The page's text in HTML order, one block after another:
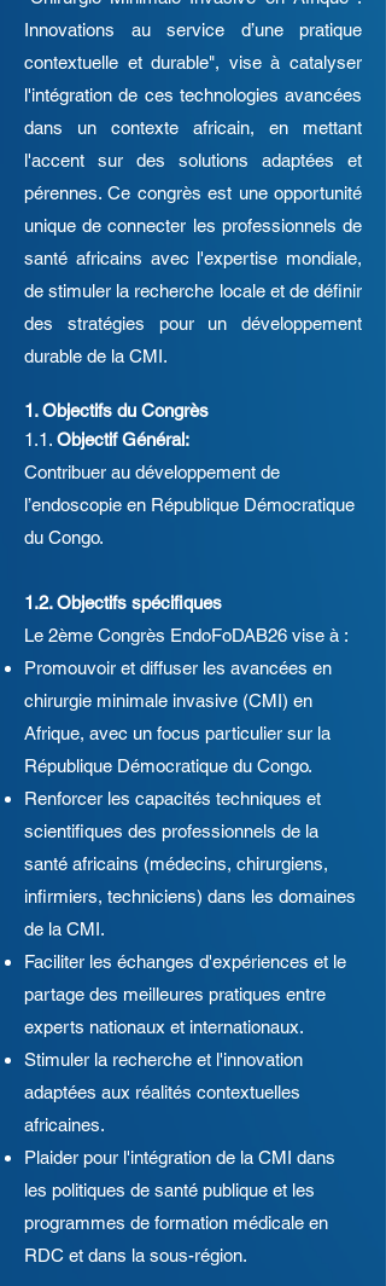
Innovations au service d’une pratique
contextuelle et durable", vise à catalyser
l'intégration de ces technologies avancées
dans un contexte africain, en mettant
l'accent sur des solutions adaptées et
pérennes. Ce congrès est une opportunité
unique de connecter les professionnels de
santé africains avec l'expertise mondiale,
de stimuler la recherche locale et de définir
des stratégies pour un développement
durable de la CMI.
1. Objectifs du Congrès
1.1. Objectif Général:
Contribuer au développement de
l’endoscopie en République Démocratique
du Congo.
1.2. Objectifs spécifiques
Le 2ème Congrès EndoFoDAB26 vise à :
Promouvoir et diffuser les avancées en
chirurgie minimale invasive (CMI) en
Afrique, avec un focus particulier sur la
République Démocratique du Congo.
Renforcer les capacités techniques et
scientifiques des professionnels de la
santé africains (médecins, chirurgiens,
infirmiers, techniciens) dans les domaines
de la CMI.
Faciliter les échanges d'expériences et le
partage des meilleures pratiques entre
experts nationaux et internationaux.
Stimuler la recherche et l'innovation
adaptées aux réalités contextuelles
africaines.
Plaider pour l'intégration de la CMI dans
les politiques de santé publique et les
programmes de formation médicale en
RDC et dans la sous-région.